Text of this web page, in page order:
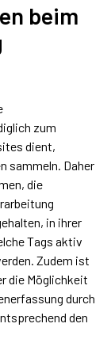
beim
zum
dient,
sammeln. Daher
die
in ihrer
Tags aktiv
Zudem ist
die Möglichkeit
durch
den